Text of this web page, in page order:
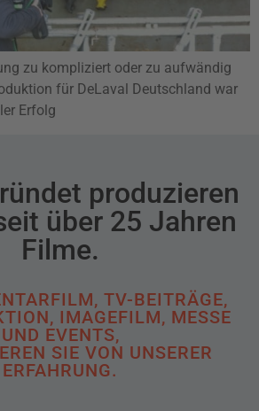
zu kompliziert oder zu aufwändig
für DeLaval Deutschland war
Erfolg
produzieren
über 25 Jahren
Filme.
TV-BEITRÄGE,
IMAGEFILM, MESSE
UND EVENTS,
SIE VON UNSERER
ERFAHRUNG.